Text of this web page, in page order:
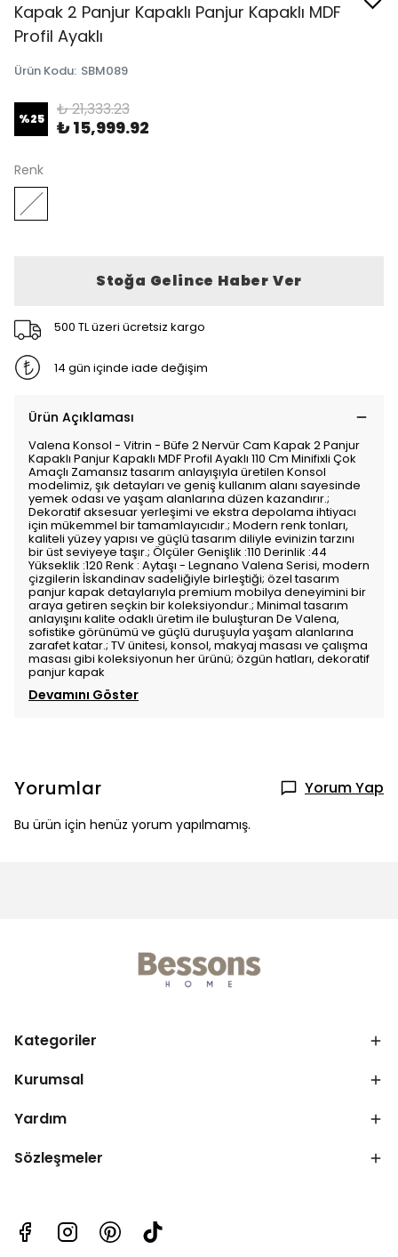
Kapak 2 Panjur Kapaklı Panjur Kapaklı MDF
Profil Ayaklı
Ürün Kodu: SBM089
%25 ₺ 21,333.23
₺ 15,999.92
Renk
Stoğa Gelince Haber Ver
500 TL üzeri ücretsiz kargo
14 gün içinde iade değişim
Ürün Açıklaması
Valena Konsol - Vitrin - Büfe 2 Nervür Cam Kapak 2 Panjur
Kapaklı Panjur Kapaklı MDF Profil Ayaklı 110 Cm Minifixli Çok
Amaçlı Zamansız tasarım anlayışıyla üretilen Konsol
modelimiz, şık detayları ve geniş kullanım alanı sayesinde
yemek odası ve yaşam alanlarına düzen kazandırır.;
Dekoratif aksesuar yerleşimi ve ekstra depolama ihtiyacı
için mükemmel bir tamamlayıcıdır.; Modern renk tonları,
kaliteli yüzey yapısı ve güçlü tasarım diliyle evinizin tarzını
bir üst seviyeye taşır.; Ölçüler Genişlik :110 Derinlik :44
Yükseklik :120 Renk : Aytaşı - Legnano Valena Serisi, modern
çizgilerin İskandinav sadeliğiyle birleştiği; özel tasarım
panjur kapak detaylarıyla premium mobilya deneyimini bir
araya getiren seçkin bir koleksiyondur.; Minimal tasarım
anlayışını kalite odaklı üretim ile buluşturan De Valena,
sofistike görünümü ve güçlü duruşuyla yaşam alanlarına
zarafet katar.; TV ünitesi, konsol, makyaj masası ve çalışma
masası gibi koleksiyonun her ürünü; özgün hatları, dekoratif
panjur kapak
Devamını Göster
Yorumlar Yorum Yap
Bu ürün için henüz yorum yapılmamış.
Kategoriler
Kurumsal
Yardım
Sözleşmeler